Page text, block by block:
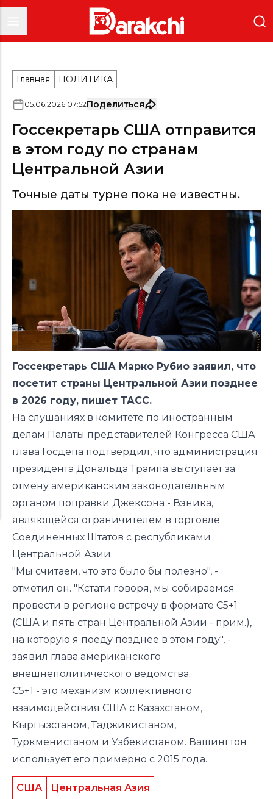
Главная ПОЛИТИКА
05.06.2026 07:52Поделиться
Госсекретарь США отправится
в этом году по странам
Центральной Азии
Точные даты турне пока не известны.
Госсекретарь США Марко Рубио заявил, что
посетит страны Центральной Азии позднее
в 2026 году, пишет ТАСС.
На слушаниях в комитете по иностранным
делам Палаты представителей Конгресса США
глава Госдепа подтвердил, что администрация
президента Дональда Трампа выступает за
отмену американским законодательным
органом поправки Джексона - Вэника,
являющейся ограничителем в торговле
Соединенных Штатов с республиками
Центральной Азии.
"Мы считаем, что это было бы полезно", -
отметил он. "Кстати говоря, мы собираемся
провести в регионе встречу в формате C5+1
(США и пять стран Центральной Азии - прим.),
на которую я поеду позднее в этом году", -
заявил глава американского
внешнеполитического ведомства.
C5+1 - это механизм коллективного
взаимодействия США с Казахстаном,
Кыргызстаном, Таджикистаном,
Туркменистаном и Узбекистаном. Вашингтон
использует его примерно с 2015 года.
США
Центральная Азия